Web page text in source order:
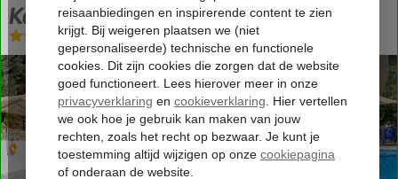
Kerveli Luxury Apartments
Logies-Appartement